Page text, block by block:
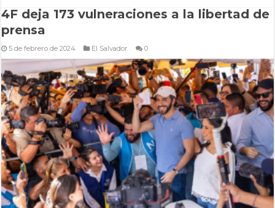
4F deja 173 vulneraciones a la libertad de
prensa
5 de febrero de 2024 El Salvador 0